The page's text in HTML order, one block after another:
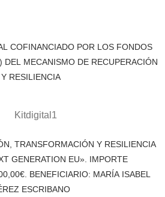
COFINANCIADO POR LOS FONDOS
DEL MECANISMO DE RECUPERACIÓN
Y RESILIENCIA
TRANSFORMACIÓN Y RESILIENCIA
GENERATION EU». IMPORTE
BENEFICIARIO: MARÍA ISABEL
ESCRIBANO